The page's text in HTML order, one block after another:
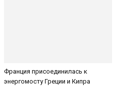
Франция присоединилась к
энергомосту Греции и Кипра